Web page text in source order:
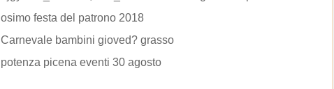
osimo festa del patrono 2018
Carnevale bambini gioved? grasso
potenza picena eventi 30 agosto